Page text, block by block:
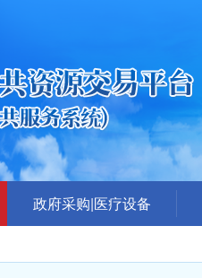
政府采购|医疗设备
答疑、更正公告